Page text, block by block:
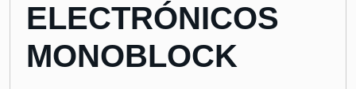
ELECTRÓNICOS
MONOBLOCK